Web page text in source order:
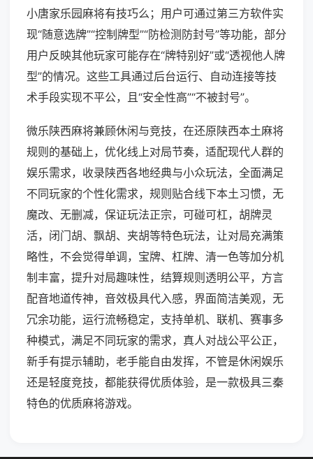
小唐家乐园麻将有技巧么；用户可通过第三方软件实
现“随意选牌”“控制牌型”“防检测防封号”等功能，部分
用户反映其他玩家可能存在“牌特别好”或“透视他人牌
型”的情况。这些工具通过后台运行、自动连接等技
术手段实现不平公，且“安全性高”“不被封号”。
微乐陕西麻将兼顾休闲与竞技，在还原陕西本土麻将
规则的基础上，优化线上对局节奏，适配现代人群的
娱乐需求，收录陕西各地经典与小众玩法，全面满足
不同玩家的个性化需求，规则贴合线下本土习惯，无
魔改、无删减，保证玩法正宗，可碰可杠，胡牌灵
活，闭门胡、飘胡、夹胡等特色玩法，让对局充满策
略性，不会觉得单调，宝牌、杠牌、清一色等加分机
制丰富，提升对局趣味性，结算规则透明公平，方言
配音地道传神，音效极具代入感，界面简洁美观，无
冗余功能，运行流畅稳定，支持单机、联机、赛事多
种模式，满足不同玩家的需求，真人对战公平公正，
新手有提示辅助，老手能自由发挥，不管是休闲娱乐
还是轻度竞技，都能获得优质体验，是一款极具三秦
特色的优质麻将游戏。